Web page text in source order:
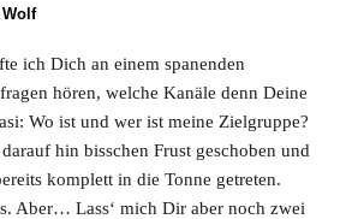
ich Dich an einem spanenden
hören, welche Kanäle denn Deine
Wo ist und wer ist meine Zielgruppe?
hin bisschen Frust geschoben und
komplett in die Tonne getreten.
Aber… Lass‘ mich Dir aber noch zwei